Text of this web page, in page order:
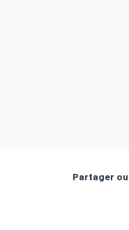
Partager